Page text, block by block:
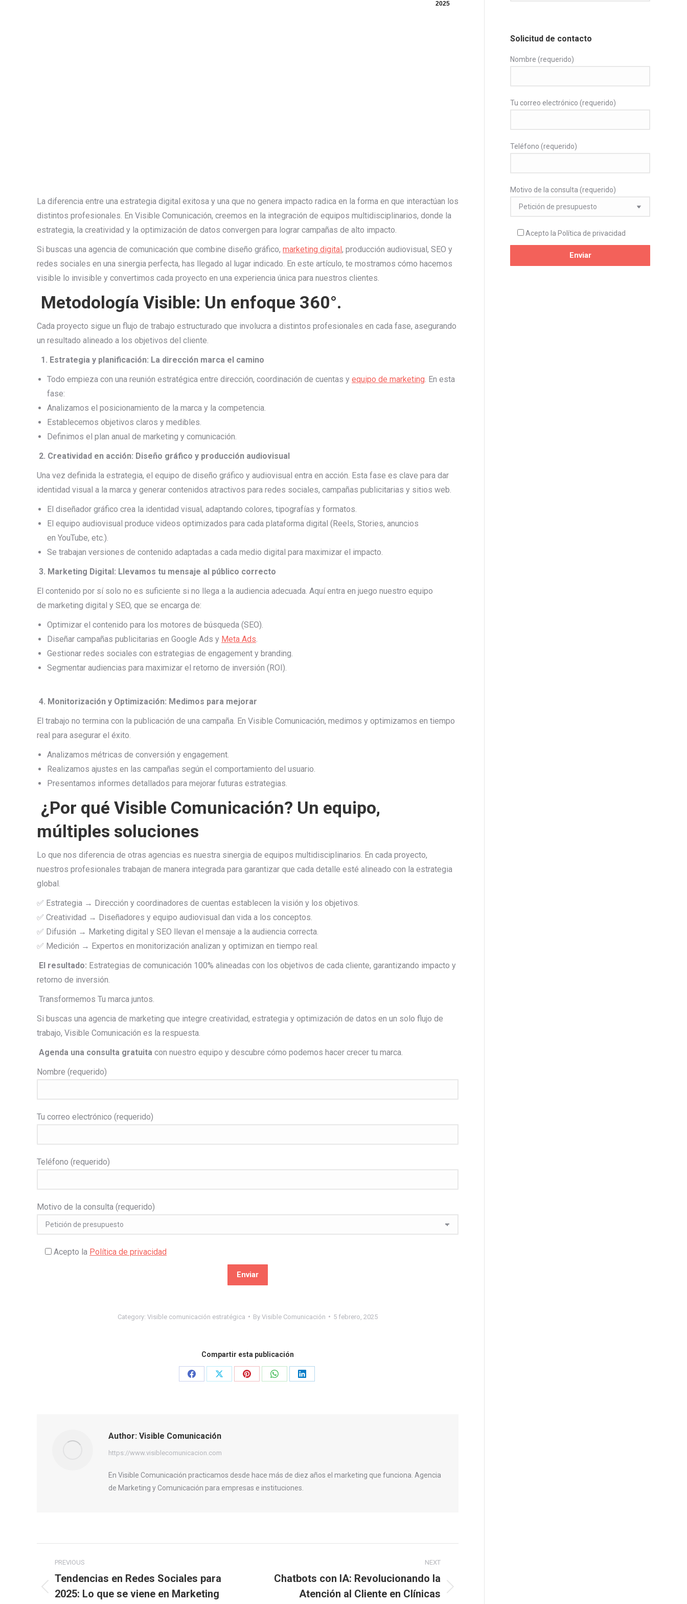
2025
La diferencia entre una estrategia digital exitosa y una que no genera impacto radica en la forma en que interactúan los
distintos profesionales. En Visible Comunicación, creemos en la integración de equipos multidisciplinarios, donde la
estrategia, la creatividad y la optimización de datos convergen para lograr campañas de alto impacto.
Si buscas una agencia de comunicación que combine diseño gráfico, marketing digital, producción audiovisual, SEO y
redes sociales en una sinergia perfecta, has llegado al lugar indicado. En este artículo, te mostramos cómo hacemos
visible lo invisible y convertimos cada proyecto en una experiencia única para nuestros clientes.
Metodología Visible: Un enfoque 360°.
Cada proyecto sigue un flujo de trabajo estructurado que involucra a distintos profesionales en cada fase, asegurando
un resultado alineado a los objetivos del cliente.
1. Estrategia y planificación: La dirección marca el camino
Todo empieza con una reunión estratégica entre dirección, coordinación de cuentas y equipo de marketing . En esta
fase:
Analizamos el posicionamiento de la marca y la competencia.
Establecemos objetivos claros y medibles.
Definimos el plan anual de marketing y comunicación.
2. Creatividad en acción: Diseño gráfico y producción audiovisual
Una vez definida la estrategia, el equipo de diseño gráfico y audiovisual entra en acción. Esta fase es clave para dar
identidad visual a la marca y generar contenidos atractivos para redes sociales, campañas publicitarias y sitios web.
El diseñador gráfico crea la identidad visual, adaptando colores, tipografías y formatos.
El equipo audiovisual produce videos optimizados para cada plataforma digital (Reels, Stories, anuncios
en YouTube, etc.).
Se trabajan versiones de contenido adaptadas a cada medio digital para maximizar el impacto.
3. Marketing Digital: Llevamos tu mensaje al público correcto
El contenido por sí solo no es suficiente si no llega a la audiencia adecuada. Aquí entra en juego nuestro equipo
de marketing digital y SEO, que se encarga de:
Optimizar el contenido para los motores de búsqueda (SEO).
Diseñar campañas publicitarias en Google Ads y Meta Ads
Gestionar redes sociales con estrategias de engagement y branding.
Segmentar audiencias para maximizar el retorno de inversión (ROI).
4. Monitorización y Optimización: Medimos para mejorar
El trabajo no termina con la publicación de una campaña. En Visible Comunicación, medimos y optimizamos en tiempo
real para asegurar el éxito.
Analizamos métricas de conversión y engagement.
Realizamos ajustes en las campañas según el comportamiento del usuario.
Presentamos informes detallados para mejorar futuras estrategias.
¿Por qué Visible Comunicación? Un equipo,
múltiples soluciones
Lo que nos diferencia de otras agencias es nuestra sinergia de equipos multidisciplinarios. En cada proyecto,
nuestros profesionales trabajan de manera integrada para garantizar que cada detalle esté alineado con la estrategia
global.
✅ Estrategia → Dirección y coordinadores de cuentas establecen la visión y los objetivos.
✅ Creatividad → Diseñadores y equipo audiovisual dan vida a los conceptos.
✅ Difusión → Marketing digital y SEO llevan el mensaje a la audiencia correcta.
✅ Medición → Expertos en monitorización analizan y optimizan en tiempo real.
El resultado: Estrategias de comunicación 100% alineadas con los objetivos de cada cliente, garantizando impacto y
retorno de inversión.
Transformemos Tu marca juntos.
Si buscas una agencia de marketing que integre creatividad, estrategia y optimización de datos en un solo flujo de
trabajo, Visible Comunicación es la respuesta.
Agenda una consulta gratuita con nuestro equipo y descubre cómo podemos hacer crecer tu marca.
Nombre (requerido)
Tu correo electrónico (requerido)
Teléfono (requerido)
Motivo de la consulta (requerido)
Acepto la Política de privacidad
Category: Visible comunicación estratégica By Visible Comunicación 5 febrero, 2025
Compartir esta publicación
Share
Share
Share
Share
Share
Author: Visible Comunicación
https://www.visiblecomunicacion.com
En Visible Comunicación practicamos desde hace más de diez años el marketing que funciona. Agencia
de Marketing y Comunicación para empresas e instituciones.
navigation
PREVIOUS
Previous
Tendencias en Redes Sociales para
2025: Lo que se viene en Marketing
NEXT
Chatbots con IA: Revolucionando la
Atención al Cliente en Clínicas
Solicitud de contacto
Nombre (requerido)
Tu correo electrónico (requerido)
Teléfono (requerido)
Motivo de la consulta (requerido)
Acepto la Política de privacidad